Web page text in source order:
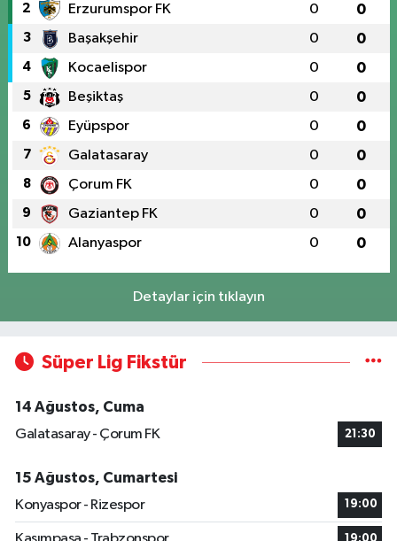
2 Erzurumspor FK 0 0
3 Başakşehir 0 0
4 Kocaelispor 0 0
5 Beşiktaş 0 0
6 Eyüpspor 0 0
7 Galatasaray 0 0
8 Çorum FK 0 0
9 Gaziantep FK 0 0
10 Alanyaspor 0 0
Detaylar için tıklayın
Süper Lig Fikstür
14 Ağustos, Cuma
Galatasaray - Çorum FK
21:30
15 Ağustos, Cumartesi
Konyaspor - Rizespor
19:00